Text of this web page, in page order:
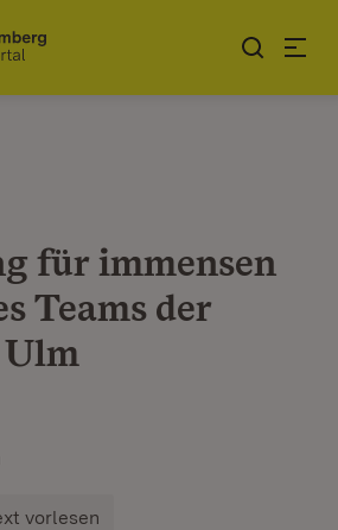
für immensen
Teams der
vorlesen